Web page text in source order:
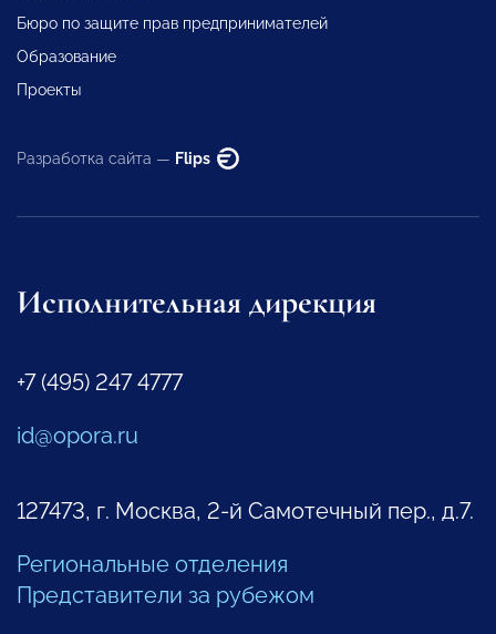
Бюро по защите прав предпринимателей
Образование
Проекты
Разработка сайта — Flips
Исполнительная дирекция
+7 (495) 247 4777
id@opora.ru
127473, г. Москва, 2-й Самотечный пер., д.7.
Региональные отделения
Представители за рубежом